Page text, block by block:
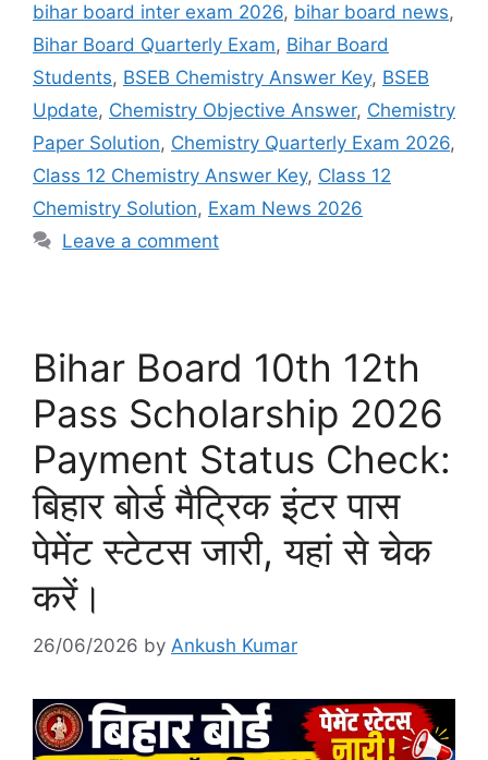
bihar board inter exam 2026, bihar board news,
Bihar Board Quarterly Exam, Bihar Board
Students, BSEB Chemistry Answer Key, BSEB
Update, Chemistry Objective Answer, Chemistry
Paper Solution, Chemistry Quarterly Exam 2026,
Class 12 Chemistry Answer Key, Class 12
Chemistry Solution, Exam News 2026
Leave a comment
Bihar Board 10th 12th
Pass Scholarship 2026
Payment Status Check:
बिहार बोर्ड मैट्रिक इंटर पास
पेमेंट स्टेटस जारी, यहां से चेक
करें।
26/06/2026 by Ankush Kumar